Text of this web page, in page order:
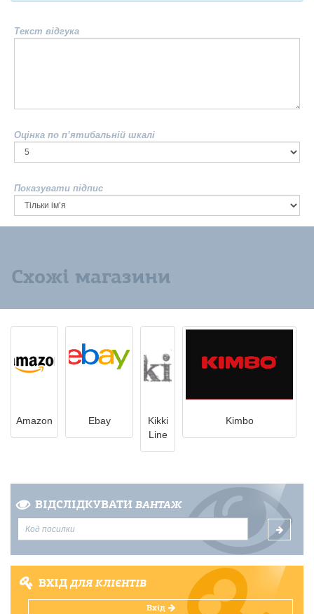
Текст відгука
Оцінка по п’ятибальній шкалі
Показувати підпис
Схожі магазини
Amazon Ebay
Kikki
Line
Kimbo
ВІДСЛІДКУВАТИ ВАНТАЖ
ВХІДДЛЯ КЛІЄНТІВ
Вхід